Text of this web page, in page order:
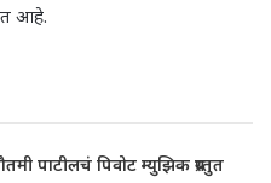
आहे.
पाटीलचं पिवोट म्युझिक प्रस्तुत